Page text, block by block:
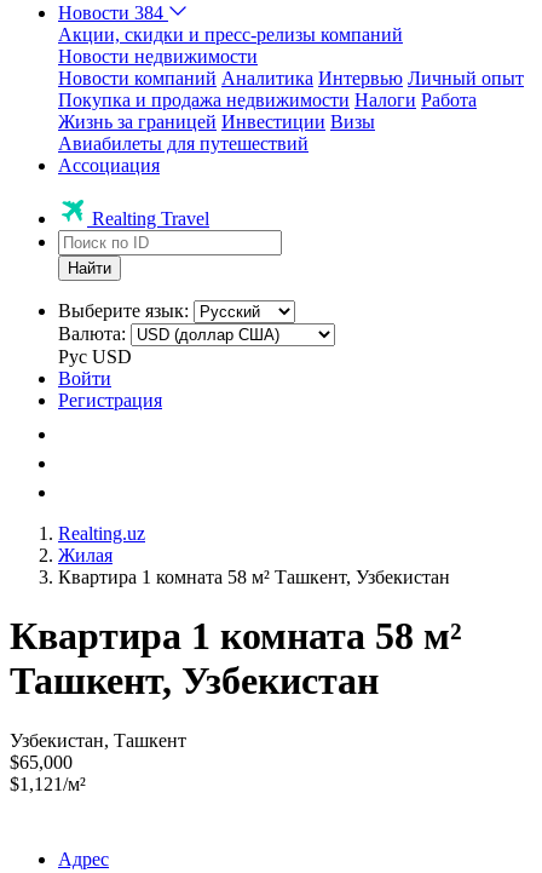
Новости 384
Акции, скидки и пресс-релизы компаний
Новости недвижимости
Новости компаний Аналитика Интервью Личный опыт
Покупка и продажа недвижимости Налоги Работа
Жизнь за границей Инвестиции Визы
Авиабилеты для путешествий
Ассоциация
Realting Travel
Найти
Выберите язык:
Валюта:
Рус USD
Войти
Регистрация
Realting.uz
Жилая
Квартира 1 комната 58 м² Ташкент, Узбекистан
Квартира 1 комната 58 м²
Ташкент, Узбекистан
Узбекистан, Ташкент
$65,000
$1,121/м²
Адрес